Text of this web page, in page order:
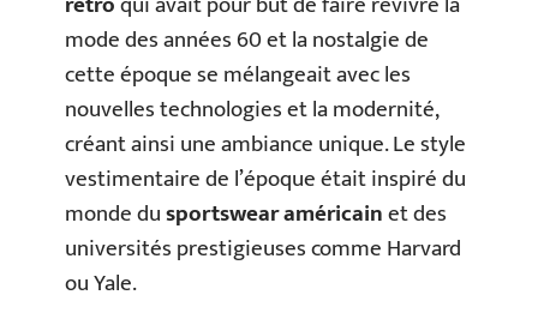
mode des années 60 et la nostalgie de
cette époque se mélangeait avec les
nouvelles technologies et la modernité,
créant ainsi une ambiance unique. Le style
vestimentaire de l’époque était inspiré du
monde dusportswear américainet des
universités prestigieuses comme Harvard
ou Yale.